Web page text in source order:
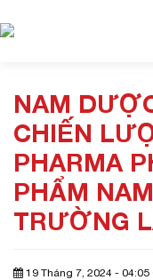
NAM
CHIẾN
PHARMA
PHẨM
TRƯỜNG
19 Tháng 7, 2024 - 04:05